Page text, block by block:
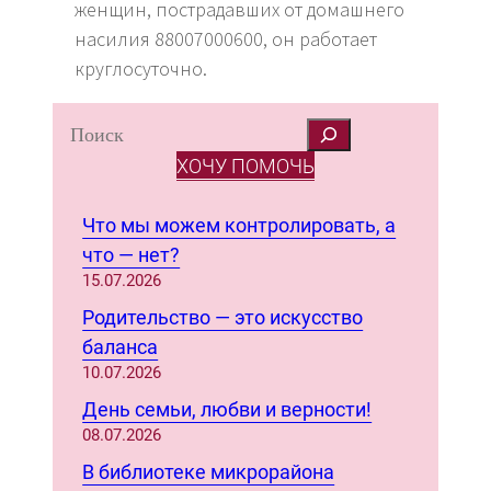
женщин, пострадавших от домашнего
насилия 88007000600, он работает
круглосуточно.
S
ХОЧУ ПОМОЧЬ
Что мы можем контролировать, а
что — нет?
15.07.2026
Родительство — это искусство
баланса
10.07.2026
День семьи, любви и верности!
08.07.2026
В библиотеке микрорайона